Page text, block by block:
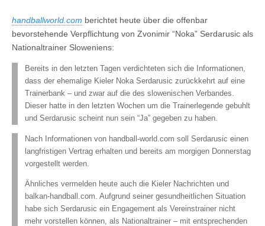
handballworld.com berichtet heute über die offenbar
bevorstehende Verpflichtung von Zvonimir “Noka” Serdarusic als
Nationaltrainer Sloweniens:
Bereits in den letzten Tagen verdichteten sich die Informationen,
dass der ehemalige Kieler Noka Serdarusic zurückkehrt auf eine
Trainerbank – und zwar auf die des slowenischen Verbandes.
Dieser hatte in den letzten Wochen um die Trainerlegende gebuhlt
und Serdarusic scheint nun sein “Ja” gegeben zu haben.
Nach Informationen von handball-world.com soll Serdarusic einen
langfristigen Vertrag erhalten und bereits am morgigen Donnerstag
vorgestellt werden.
Ähnliches vermelden heute auch die Kieler Nachrichten und
balkan-handball.com. Aufgrund seiner gesundheitlichen Situation
habe sich Serdarusic ein Engagement als Vereinstrainer nicht
mehr vorstellen können, als Nationaltrainer – mit entsprechenden